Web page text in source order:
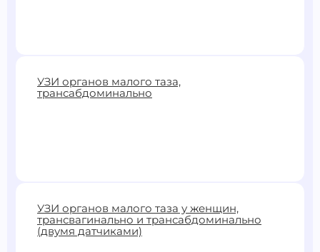
2200 ₽
Записаться
УЗИ органов малого таза,
трансабдоминально
2200 ₽
Записаться
УЗИ органов малого таза у женщин,
трансвагинально и трансабдоминально
(двумя датчиками)